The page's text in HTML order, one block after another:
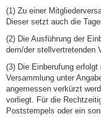
(1) Zu einer
Dieser setzt auch die
(2) Die Ausführung der
dem/der stellvertretenden
(3) Die Einberufung
Versammlung unter
angemessen verkürzt
vorliegt. Für die
Poststempels oder ein